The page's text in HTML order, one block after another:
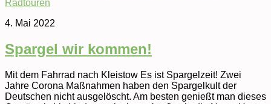
Radtouren
4. Mai 2022
Spargel wir kommen!
Mit dem Fahrrad nach Kleistow Es ist Spargelzeit! Zwei
Jahre Corona Maßnahmen haben den Spargelkult der
Deutschen nicht ausgelöscht. Am besten genießt man dieses